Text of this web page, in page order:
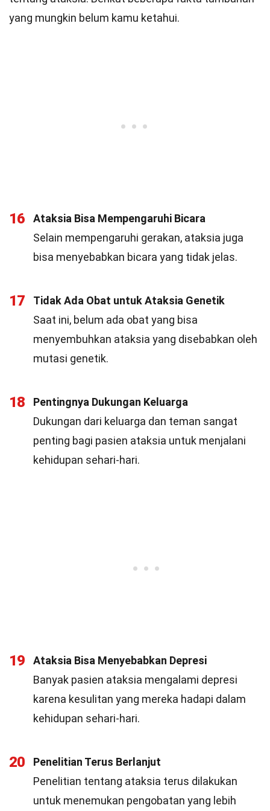
yang mungkin belum kamu ketahui.
16
Ataksia Bisa Mempengaruhi Bicara
Selain mempengaruhi gerakan, ataksia juga
bisa menyebabkan bicara yang tidak jelas.
17
Tidak Ada Obat untuk Ataksia Genetik
Saat ini, belum ada obat yang bisa
menyembuhkan ataksia yang disebabkan oleh
mutasi genetik.
18
Pentingnya Dukungan Keluarga
Dukungan dari keluarga dan teman sangat
penting bagi pasien ataksia untuk menjalani
kehidupan sehari-hari.
19
Ataksia Bisa Menyebabkan Depresi
Banyak pasien ataksia mengalami depresi
karena kesulitan yang mereka hadapi dalam
kehidupan sehari-hari.
20
Penelitian Terus Berlanjut
Penelitian tentang ataksia terus dilakukan
untuk menemukan pengobatan yang lebih